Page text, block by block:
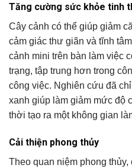
Tăng cường sức khỏe tinh
Cây cảnh có thể giúp giảm
cảm giác thư giãn và tĩnh
cảnh mini trên bàn làm việc
trạng, tập trung hơn trong
công việc. Nghiên cứu đã
xanh giúp làm giảm mức độ
thời tạo ra một không gian
Cải thiện phong thủy
Theo quan niệm phong